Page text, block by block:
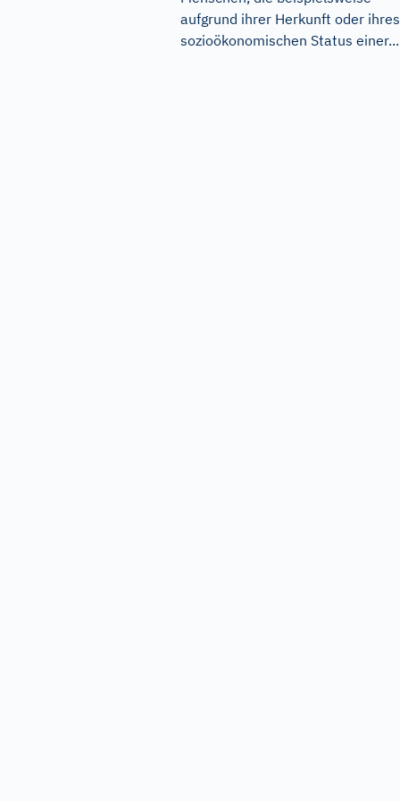
aufgrund ihrer Herkunft oder ihres
sozioökonomischen Status einer...